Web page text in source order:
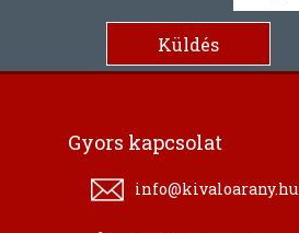
Gyors kapcsolat
info@kivaloarany.hu